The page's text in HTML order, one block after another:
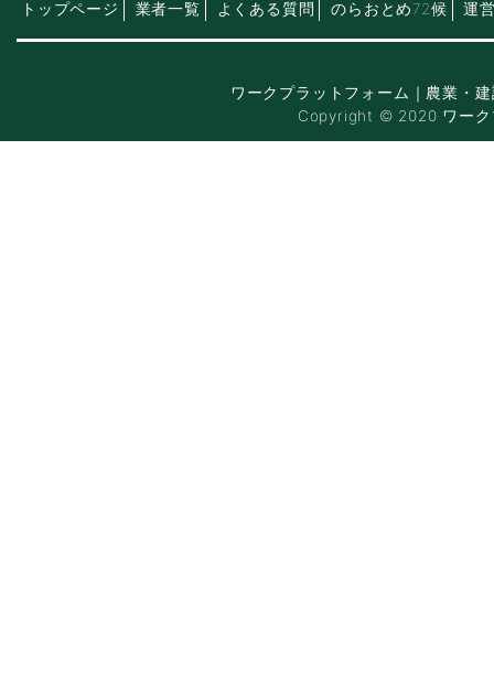
トップページ 業者一覧 よくある質問 のらおとめ72候 運
ワークプラットフォーム｜農業・
Copyright © 2020 ワーク